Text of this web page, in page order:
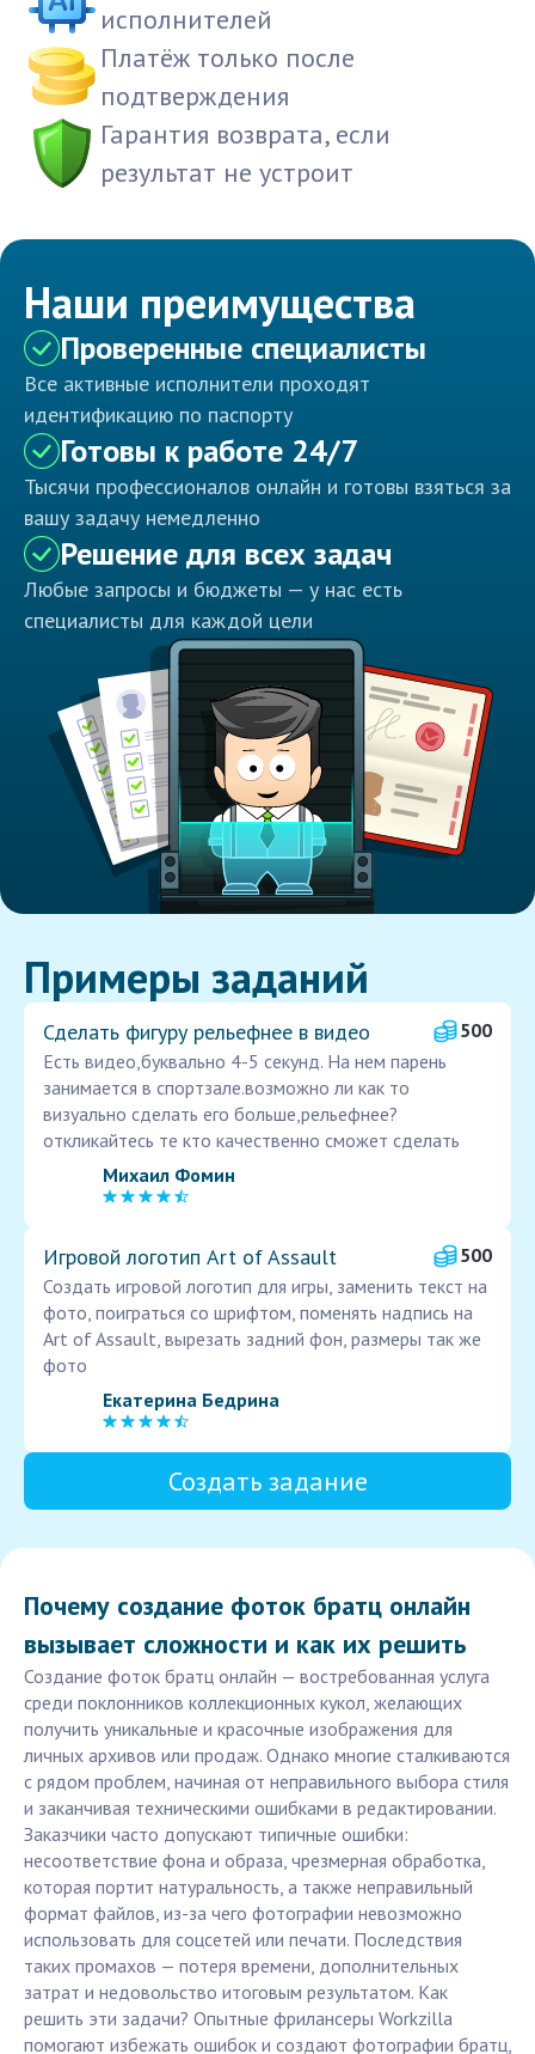
исполнителей
Платёж только после
подтверждения
Гарантия возврата, если
результат не устроит
Наши преимущества
Проверенные специалисты
Все активные исполнители проходят
идентификацию по паспорту
Готовы к работе 24/7
Тысячи профессионалов онлайн и готовы взяться за
вашу задачу немедленно
Решение для всех задач
Любые запросы и бюджеты — у нас есть
специалисты для каждой цели
Примеры заданий
Сделать фигуру рельефнее в видео
500
Есть видео,буквально 4-5 секунд. На нем парень
занимается в спортзале.возможно ли как то
визуально сделать его больше,рельефнее?
откликайтесь те кто качественно сможет сделать
Михаил Фомин
Игровой логотип Art of Assault
500
Создать игровой логотип для игры, заменить текст на
фото, поиграться со шрифтом, поменять надпись на
Art of Assault, вырезать задний фон, размеры так же
фото
Екатерина Бедрина
Создать задание
Почему создание фоток братц онлайн
вызывает сложности и как их решить
Создание фоток братц онлайн — востребованная услуга
среди поклонников коллекционных кукол, желающих
получить уникальные и красочные изображения для
личных архивов или продаж. Однако многие сталкиваются
с рядом проблем, начиная от неправильного выбора стиля
и заканчивая техническими ошибками в редактировании.
Заказчики часто допускают типичные ошибки:
несоответствие фона и образа, чрезмерная обработка,
которая портит натуральность, а также неправильный
формат файлов, из-за чего фотографии невозможно
использовать для соцсетей или печати. Последствия
таких промахов — потеря времени, дополнительных
затрат и недовольство итоговым результатом. Как
решить эти задачи? Опытные фрилансеры Workzilla
помогают избежать ошибок и создают фотографии братц,